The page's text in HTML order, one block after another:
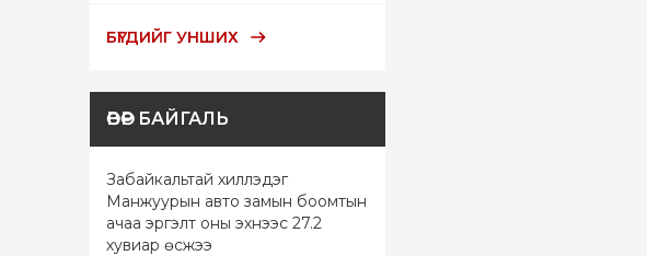
БҮГДИЙГ УНШИХ
ӨВӨР БАЙГАЛЬ
Забайкальтай хиллэдэг
Манжуурын авто замын боомтын
ачаа эргэлт оны эхнээс 27.2
хувиар өсжээ